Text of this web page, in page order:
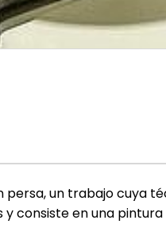
persa, un trabajo cuya
y consiste en una